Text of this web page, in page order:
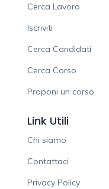
Cerca Lavoro
Iscriviti
Cerca Candidati
Cerca Corso
Proponi un corso
Link Utili
Chi siamo
Contattaci
Privacy Policy